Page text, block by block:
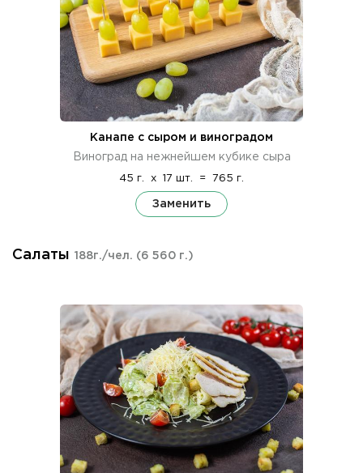
Канапе с сыром и виноградом
Виноград на нежнейшем кубике сыра
45 г. x 17 шт. = 765 г.
Заменить
Салаты 188г./чел. (6 560 г.)